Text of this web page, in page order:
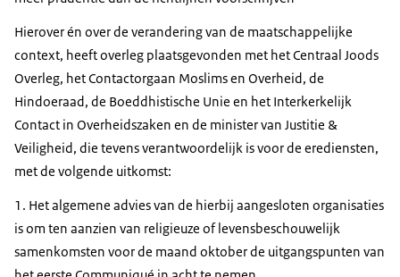
Hierover én over de verandering van de maatschappelijke
context, heeft overleg plaatsgevonden met het Centraal Joods
Overleg, het Contactorgaan Moslims en Overheid, de
Hindoeraad, de Boeddhistische Unie en het Interkerkelijk
Contact in Overheidszaken en de minister van Justitie &
Veiligheid, die tevens verantwoordelijk is voor de erediensten,
met de volgende uitkomst:
1. Het algemene advies van de hierbij aangesloten organisaties
is om ten aanzien van religieuze of levensbeschouwelijk
samenkomsten voor de maand oktober de uitgangspunten van